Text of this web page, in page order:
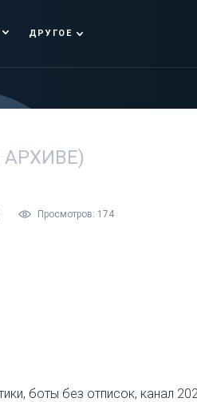
ДРУГОЕ
Просмотров: 174
боты без отписок, канал